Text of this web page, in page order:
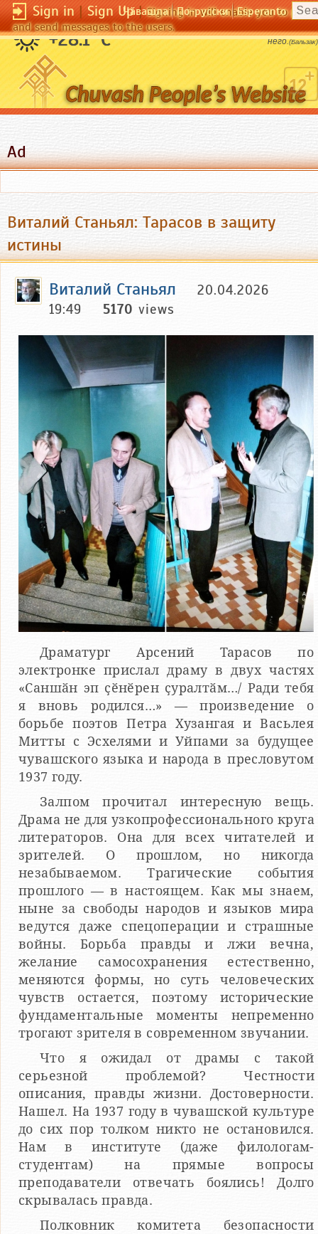
Sign in|Sign Up|Signing in will enable you to post
and send messages to the users.
Чӑвашла По-русски Esperanto
+28.1 °C
Сомневаться в боге значит верить в
него.(Бальзак)
Ad
Виталий Станьял: Тарасов в защиту
истины
Виталий Станьял
20.04.2026
19:49
5170 views
Драматург Арсений Тарасов по
электронке прислал драму в двух частях
«Саншӑн эп ҫӗнӗрен ҫуралтӑм…/ Ради тебя
я вновь родился…» — произведение о
борьбе поэтов Петра Хузангая и Васьлея
Митты с Эсхелями и Уйпами за будущее
чувашского языка и народа в пресловутом
1937 году.
Залпом прочитал интересную вещь.
Драма не для узкопрофессионального круга
литераторов. Она для всех читателей и
зрителей. О прошлом, но никогда
незабываемом. Трагические события
прошлого — в настоящем. Как мы знаем,
ныне за свободы народов и языков мира
ведутся даже спецоперации и страшные
войны. Борьба правды и лжи вечна,
желание самосохранения естественно,
меняются формы, но суть человеческих
чувств остается, поэтому исторические
фундаментальные моменты непременно
трогают зрителя в современном звучании.
Что я ожидал от драмы с такой
серьезной проблемой? Честности
описания, правды жизни. Достоверности.
Нашел. На 1937 году в чувашской культуре
до сих пор толком никто не остановился.
Нам в институте (даже филологам-
студентам) на прямые вопросы
преподаватели отвечать боялись! Долго
скрывалась правда.
Полковник комитета безопасности